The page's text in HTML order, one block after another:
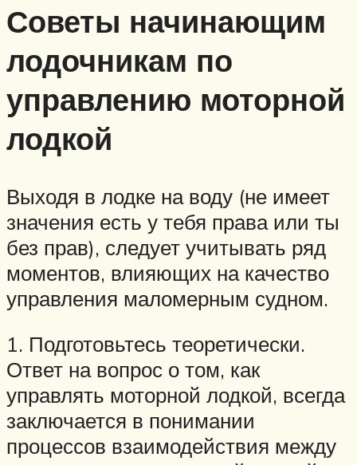
Советы начинающим
лодочникам по
управлению моторной
лодкой
Выходя в лодке на воду (не имеет
значения есть у тебя права или ты
без прав), следует учитывать ряд
моментов, влияющих на качество
управления маломерным судном.
1. Подготовьтесь теоретически.
Ответ на вопрос о том, как
управлять моторной лодкой, всегда
заключается в понимании
процессов взаимодействия между